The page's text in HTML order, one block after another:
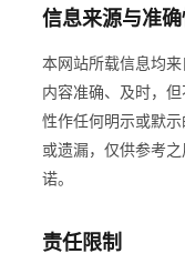
信息来源与准
本网站所载信息均
内容准确、及时，
性作任何明示或默
或遗漏，仅供参考
诺。
责任限制